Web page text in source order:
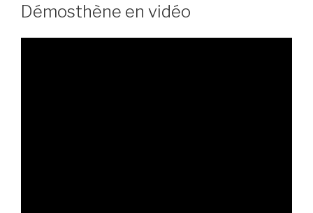
Démosthène en vidéo